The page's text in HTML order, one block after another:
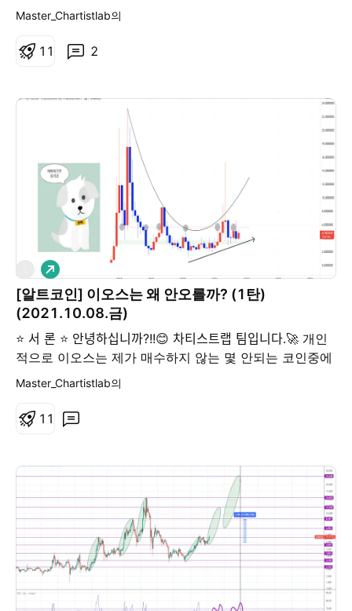
하나지만 어제 매수대응을 했습니다. 매수했던 근거를 포
니다. 먼저 지난 포스팅 " 이오스는 왜 안오를까 ?" (1탄)
가 상승을 기대하고 있습니다. ③ 개인적으로 이오스 매
매는 안하지만 이번 기회에 매수를 고려하고 있습니다.
④ 원화기준으로는 최소 8천 원 정도는 도달하지 않을까
생각하고 있습니다. 지난 포스팅에서 이오스는 오르고 있
었다는 말씀을 드렸고 바닥 테스트는 이루어졌다고 보며
추가 상승 가능성에 대해서 안내드렸습니다. 또한, 원화
기준으로 8천원에 대한 관점을 말씀드렸습니다. ⭐ 본 론
⭐ 이오스 사토시 주봉 차트입니다. 이오스 사토시 주봉차
트에서 마지막 보라색 지지구간까지 도달했습니다. 또한,
사토시 주봉 차트에서 상당히 강력한 상승 다이버전스가
관찰됩니다. 제가 어제 매수했던 근거는 주봉 사토시 지지
구간 도착 및 다이버전스 확인입니다. 다음으로 주봉 달러
차트입니다. 현재 이오스는 파란색 삼각형 내에서 횡보수
렴 하고 있습니다. 2020년 3월부터 꾸준하게 저점을 높
여온 모습이 확인됩니다. 또한, 빨간색 매물대(5.54달러
~ 5.68달러)에서 계속 저항을 받고 있는 것을 확인할 수
를 돌파하고 지지받게 된다면 큰 상승을 기대할 수 있습니
5.54달러 부근에서 지지받는 다면 위로는 매물대가 많지
않기 때문에 좋은 가격반응이 예상됩니다. 한편, 지난 번
이오스 포스팅을 드린 날짜는 2021.10.08. 금요일 이였
으며 당시 이오스 가격은 4.78달러이었습니다. 어제 제가
매수했던 가격은 약 4.4달러이었습니다. 딱 한 달이 지났
지만 0.38달러 저렴하게 매수할 수 있었습니다. 조금 더
값싼 가격으로 매수해서 좋은 건지 아닌지 헷갈리지만 다
Master_Chartistlab의
2
1 1
[알트코인] 이오스는 왜 안오를까? (1탄)
(2021.10.08.금)
⭐ 서 론 ⭐ 안녕하십니까?!!😊 차티스트랩 팀입니다.🚀 개인
적으로 이오스는 제가 매수하지 않는 몇 안되는 코인중에
하나입니다. 금일 문득 "이오스는 왜 안오를까?"라는 궁금
니다. 먼저 알트코인은 급등락이 심하여 차트분석에 한계
가 있는바 이점 양지하여 주시기 바랍니다. ⭐ 본 론 ⭐ 이
에서 보시다시피 이오스는 작년 3월부터 횡보를 하면서
저점을 높이며 오르고 있었습니다. 상당히 템포가 늦지만
그래도 조금씩 저점이 상승하는 모습이 관찰됩니다. 다음
으로 주봉입니다. 차트상으로는 5.5달러 ~ 5.68달러가 강
한 저항구간입니다. 이오스가 크게 상승하기 위해서는 해
당 구간 이상으로 일봉 종가 마감하고를 내려오지 않아야
합니다. 이오스는 연두색 매물대인 3.1달러 ~ 3.65달러를
지켜준 모습을 볼 때 바닥 테스트는 끝났다고 생각합니다.
롱
Master_Chartistlab의
1 1